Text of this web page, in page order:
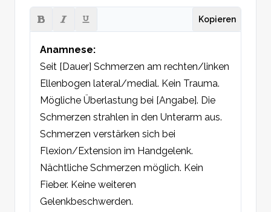
Kopieren
Anamnese:
Seit [Dauer] Schmerzen am rechten/linken
Ellenbogen lateral/medial. Kein Trauma.
Mögliche Überlastung bei [Angabe]. Die
Schmerzen strahlen in den Unterarm aus.
Schmerzen verstärken sich bei
Flexion/Extension im Handgelenk.
Nächtliche Schmerzen möglich. Kein
Fieber. Keine weiteren
Gelenkbeschwerden.